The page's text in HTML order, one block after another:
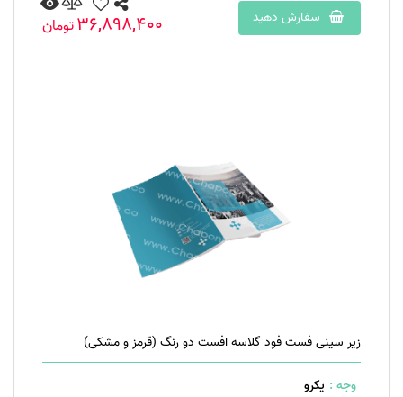
سفارش دهید
36,898,400تومان
زیر سینی فست فود گلاسه افست دو رنگ (قرمز و مشکی)
وجه : یکرو